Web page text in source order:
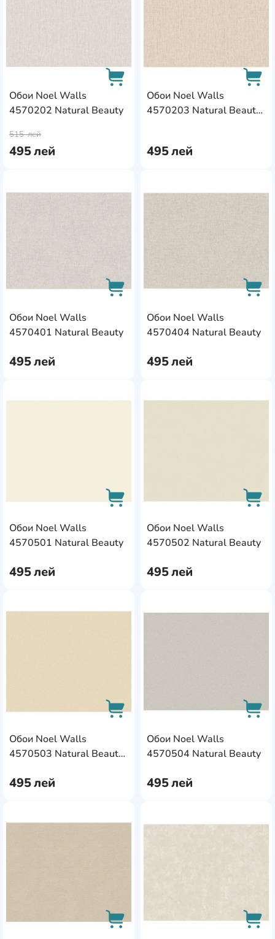
Обои Noel Walls
4570202 Natural Beauty
495лей
515лей
AddCardToCart
Обои Noel Walls
4570203 Natural Beauty
495лей
Обои Noel Walls
4570401 Natural Beauty
495лей
AddCardToFavourite
AddCardToCart
Обои Noel Walls
4570404 Natural Beauty
495лей
Обои Noel Walls
4570501 Natural Beauty
495лей
AddCardToFavourite
AddCardToCart
Обои Noel Walls
4570502 Natural Beauty
495лей
Обои Noel Walls
4570503 Natural Beauty
495лей
AddCardToFavourite
AddCardToCart
Обои Noel Walls
4570504 Natural Beauty
495лей
AddCardToFavourite